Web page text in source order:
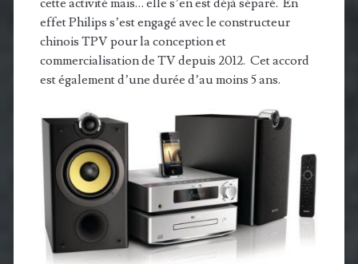
cette activité mais… elle s’en est déjà séparé. En
effet Philips s’est engagé avec le constructeur
chinois TPV pour la conception et
commercialisation de TV depuis 2012. Cet accord
est également d’une durée d’au moins 5 ans.